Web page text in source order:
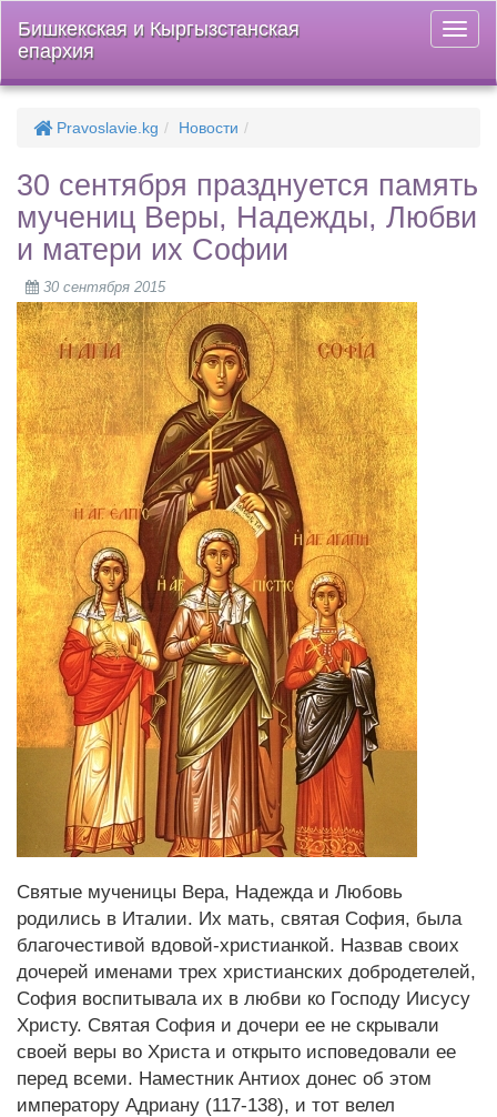
меню
Бишкекская и Кыргызстанская
епархия
Pravoslavie.kg Новости
30 сентября празднуется память
мучениц Веры, Надежды, Любви
и матери их Софии
30 сентября 2015
Святые мученицы Вера, Надежда и Любовь
родились в Италии. Их мать, святая София, была
благочестивой вдовой-христианкой. Назвав своих
дочерей именами трех христианских добродетелей,
София воспитывала их в любви ко Господу Иисусу
Христу. Святая София и дочери ее не скрывали
своей веры во Христа и открыто исповедовали ее
перед всеми. Наместник Антиох донес об этом
императору Адриану (117-138), и тот велел